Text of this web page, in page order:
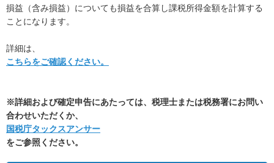
損益（含み損益）についても損益を合算し課税所得金額を計算する
ことになります。
詳細は、
こちらをご確認ください。
※詳細および確定申告にあたっては、税理士または税務署にお問い
合わせいただくか、
国税庁タックスアンサー
をご参照ください。